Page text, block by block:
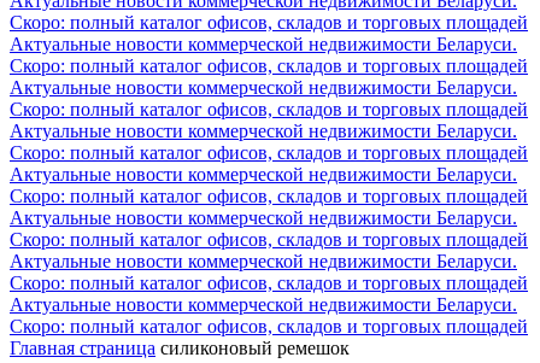
Скоро: полный каталог офисов, складов и торговых площадей
Актуальные новости коммерческой недвижимости Беларуси.
Скоро: полный каталог офисов, складов и торговых площадей
Актуальные новости коммерческой недвижимости Беларуси.
Скоро: полный каталог офисов, складов и торговых площадей
Актуальные новости коммерческой недвижимости Беларуси.
Скоро: полный каталог офисов, складов и торговых площадей
Актуальные новости коммерческой недвижимости Беларуси.
Скоро: полный каталог офисов, складов и торговых площадей
Актуальные новости коммерческой недвижимости Беларуси.
Скоро: полный каталог офисов, складов и торговых площадей
Актуальные новости коммерческой недвижимости Беларуси.
Скоро: полный каталог офисов, складов и торговых площадей
Актуальные новости коммерческой недвижимости Беларуси.
Скоро: полный каталог офисов, складов и торговых площадей
Главная страница силиконовый ремешок